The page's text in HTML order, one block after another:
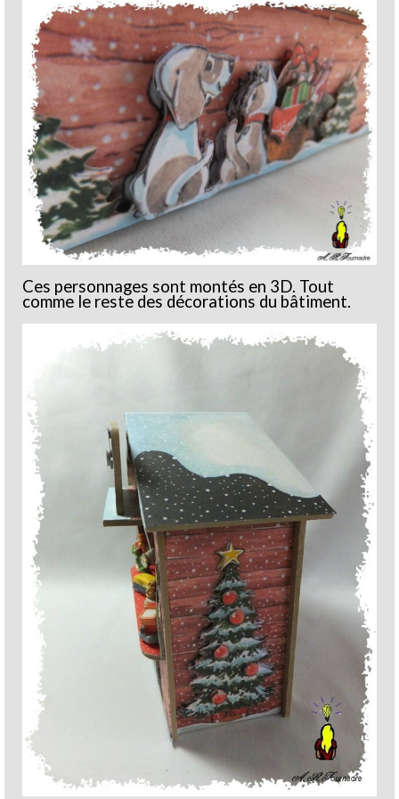
Ces personnages sont montés en 3D. Tout
comme le reste des décorations du bâtiment.